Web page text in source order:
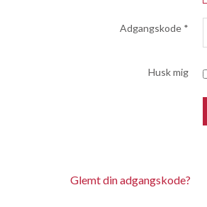
Adgangskode *
Husk mig
Glemt din adgangskode?